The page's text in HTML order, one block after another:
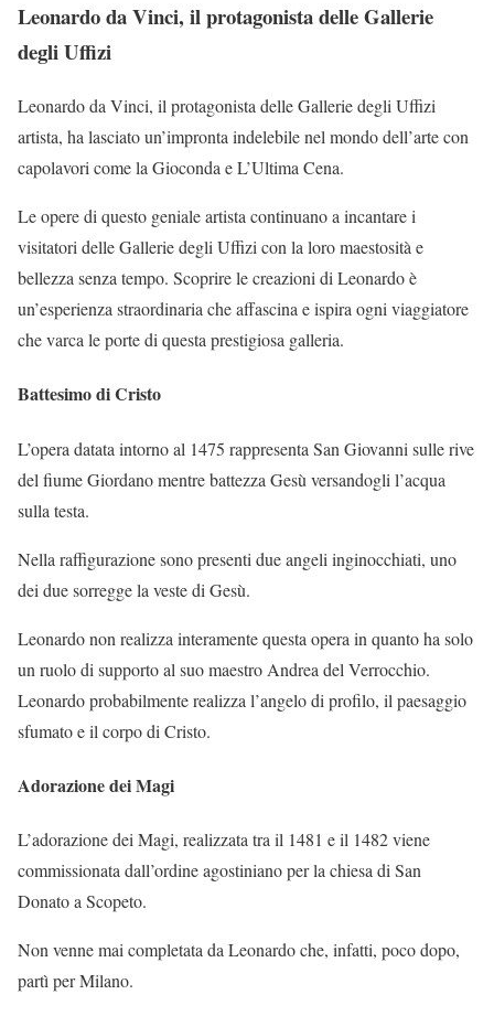
Leonardo da Vinci, il protagonista delle Gallerie
degli Uffizi
Leonardo da Vinci, il protagonista delle Gallerie degli Uffizi
artista, ha lasciato un’impronta indelebile nel mondo dell’arte con
capolavori come la Gioconda e L’Ultima Cena.
Le opere di questo geniale artista continuano a incantare i
visitatori delle Gallerie degli Uffizi con la loro maestosità e
bellezza senza tempo. Scoprire le creazioni di Leonardo è
un’esperienza straordinaria che affascina e ispira ogni viaggiatore
che varca le porte di questa prestigiosa galleria.
Battesimo di Cristo
L’opera datata intorno al 1475 rappresenta San Giovanni sulle rive
del fiume Giordano mentre battezza Gesù versandogli l’acqua
sulla testa.
Nella raffigurazione sono presenti due angeli inginocchiati, uno
dei due sorregge la veste di Gesù.
Leonardo non realizza interamente questa opera in quanto ha solo
un ruolo di supporto al suo maestro Andrea del Verrocchio.
Leonardo probabilmente realizza l’angelo di profilo, il paesaggio
sfumato e il corpo di Cristo.
Adorazione dei Magi
L’adorazione dei Magi, realizzata tra il 1481 e il 1482 viene
commissionata dall’ordine agostiniano per la chiesa di San
Donato a Scopeto.
Non venne mai completata da Leonardo che, infatti, poco dopo,
partì per Milano.